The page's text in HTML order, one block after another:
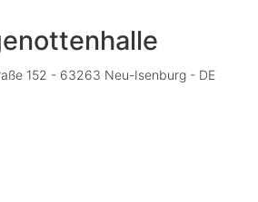
152 - 63263 Neu-Isenburg - DE